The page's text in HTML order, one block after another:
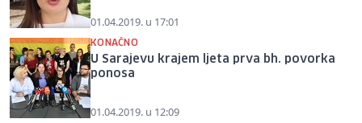
01.04.2019. u 17:01
KONAČNO
U Sarajevu krajem ljeta prva bh. povorka
ponosa
01.04.2019. u 12:09